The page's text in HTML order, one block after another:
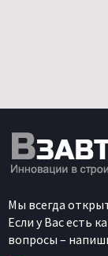
Мы всегда
Если у Вас есть
вопросы –